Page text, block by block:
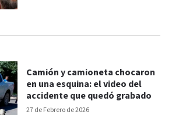
27 de Febrero de 2026
Camión y camioneta chocaron
en una esquina: el video del
accidente que quedó grabado